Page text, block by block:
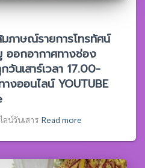
ภาษณ์รายการโทรทัศน์
ออกอากาศทางช่อง
นเสาร์เวลา 17.00-
งออนไลน์ YOUTUBE
ลน์วันเสาร Read more